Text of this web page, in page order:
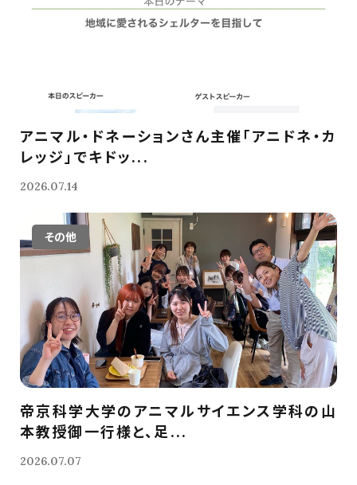
アニマル・ドネーションさん主催「アニドネ・カ
レッジ」でキドッ...
2026.07.14
その他
帝京科学大学のアニマルサイエンス学科の山
本教授御一行様と、足...
2026.07.07